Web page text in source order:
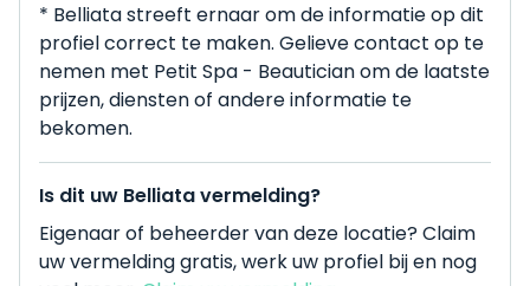
* Belliata streeft ernaar om de informatie op dit
profiel correct te maken. Gelieve contact op te
nemen met Petit Spa - Beautician om de laatste
prijzen, diensten of andere informatie te
bekomen.
Is dit uw Belliata vermelding?
Eigenaar of beheerder van deze locatie? Claim
uw vermelding gratis, werk uw profiel bij en nog